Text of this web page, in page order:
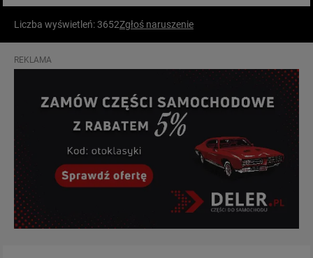
Liczba wyświetleń: 3652Zgłoś naruszenie
REKLAMA